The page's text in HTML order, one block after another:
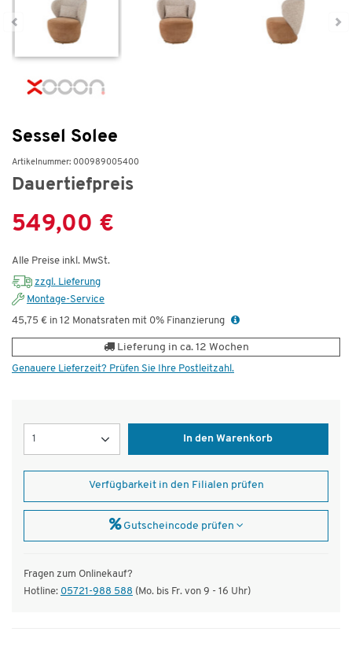
Sessel Solee
Artikelnummer: 000989005400
Dauertiefpreis
549,00 €
Alle Preise inkl. MwSt.
zzgl. Lieferung
Montage-Service
45,75 € in 12 Monatsraten mit 0% Finanzierung
Lieferung in ca. 12 Wochen
Genauere Lieferzeit? Prüfen Sie Ihre Postleitzahl.
In den Warenkorb
Verfügbarkeit in den Filialen prüfen
Gutscheincode prüfen
Fragen zum Onlinekauf?
Hotline: 05721-988 588 (Mo. bis Fr. von 9 - 16 Uhr)